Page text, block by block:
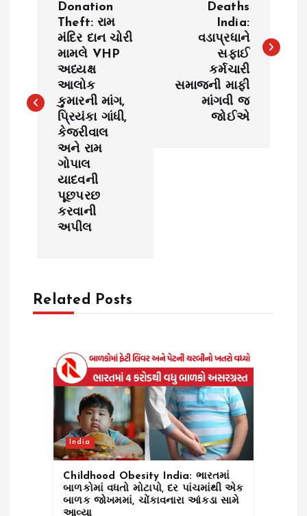
n
Donation
Theft: રામ
મંદિર દાન ચોરી
મામલે VHP
અધ્યક્ષ
આલોક
કુમારની માંગ,
પ્રિયંકા ગાંધી,
કેજરીવાલ
અને રામ
ગોપાલ
યાદવની
પૂછપરછ
કરવાની
અપીલ
Deaths
India:
વડાપ્રધાને
સફાઈ
કર્મચારી
સમાજની માફી
માંગવી જ
જોઈએ
Related Posts
India
Childhood Obesity India: ભારતમાં
બાળકોમાં વધતો મોટાપો, દર પાંચમાંથી એક
બાળક જોખમમાં, ચોંકાવનારા આંકડા સામે
આવ્યા